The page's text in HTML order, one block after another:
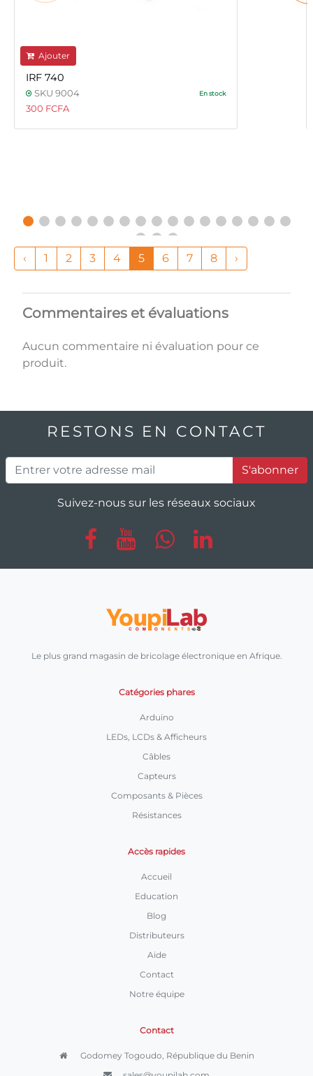
Ajouter
IRF 740
SKU 9004 En stock
300 FCFA
‹ 1 2 3 4 5 6 7 8 ›
Commentaires et évaluations
Aucun commentaire ni évaluation pour ce
produit.
RESTONS EN CONTACT
S'abonner
Suivez-nous sur les réseaux sociaux
Le plus grand magasin de bricolage électronique en Afrique.
Catégories phares
Arduino
LEDs, LCDs & Afficheurs
Câbles
Capteurs
Composants & Pièces
Résistances
Accès rapides
Accueil
Education
Blog
Distributeurs
Aide
Contact
Notre équipe
Contact
Godomey Togoudo, République du Benin